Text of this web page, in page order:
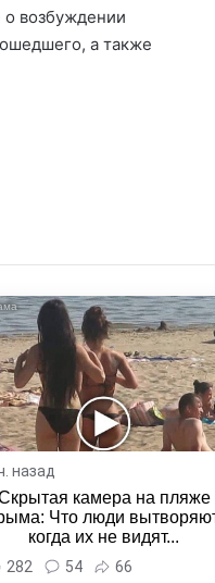
о возбуждении
а также
назад
камера на пляже
Что люди
когда их не видят...
282 54 66